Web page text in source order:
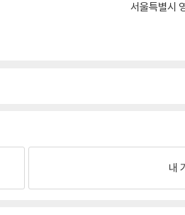
서울특별시
내